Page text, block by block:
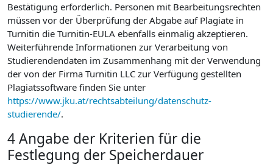
Bestätigung erforderlich. Personen mit Bearbeitungsrechten
müssen vor der Überprüfung der Abgabe auf Plagiate in
Turnitin die Turnitin-EULA ebenfalls einmalig akzeptieren.
Weiterführende Informationen zur Verarbeitung von
Studierendendaten im Zusammenhang mit der Verwendung
der von der Firma Turnitin LLC zur Verfügung gestellten
Plagiatssoftware finden Sie unter
https://www.jku.at/rechtsabteilung/datenschutz-
studierende/.
4 Angabe der Kriterien für die
Festlegung der Speicherdauer